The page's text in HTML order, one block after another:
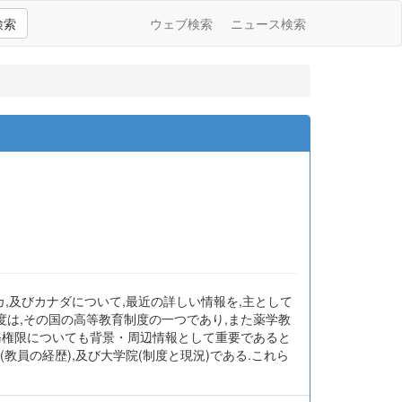
索 ウェブ検索 ニュース検索
びカナダについて,最近の詳しい情報を,主として
,その国の高等教育制度の一つであり,また薬学教
限についても背景・周辺情報として重要であると
員の経歴),及び大学院(制度と現況)である.これら